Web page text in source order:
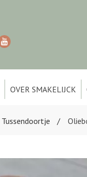
OVER SMAKELIJCK
Tussendoortje